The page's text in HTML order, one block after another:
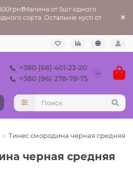
от 5шт одного
сорта. Остальніе кусті от
+380 (66) 401-23-20
+380 (96) 278-78-75
Тинес смородина черная средняя
черная средняя